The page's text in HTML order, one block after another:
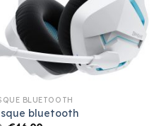
BLUETOOTH
bluetooth